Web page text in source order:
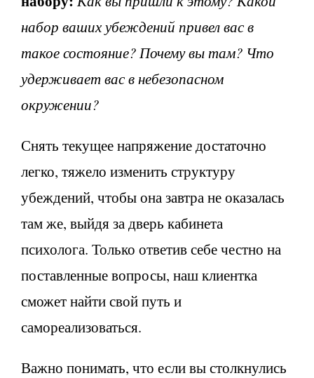
набор ваших убеждений привел вас в
такое состояние? Почему вы там? Что
удерживает вас в небезопасном
окружении?
Снять текущее напряжение достаточно
легко, тяжело изменить структуру
убеждений, чтобы она завтра не оказалась
там же, выйдя за дверь кабинета
психолога. Только ответив себе честно на
поставленные вопросы, наш клиентка
сможет найти свой путь и
самореализоваться.
Важно понимать, что если вы столкнулись